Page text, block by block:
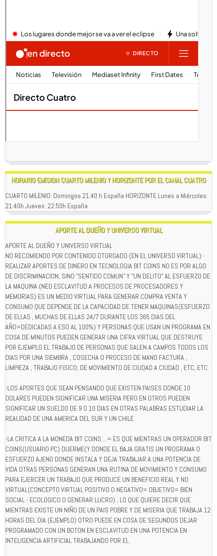
HORARIO EMISION CUARTO MILENIO Y HORIZONTE POR EL CANAL CUATRO
CUARTO MILENIO: Domingos 21:40 h España HORIZONTE Lunes a Miércoles:
21:40h Jueves: 22:50h España
APORTE AL DUEÑO Y UNIVERSO VIRTUAL
APORTE AL DUEÑO Y UNIVERSO VIRTUAL
NO RECOMIENDO POR CONTENIDO OTORGADO (EN EL UNIVERSO VIRTUAL) -
REALIZAR APORTES DE DINERO EN TECNOLOGIA BIT COINS NO ES POR ALGO
DE DISCRIMINACION, SINO "SENTIDO COMUN" Y "UN DELITO" AL ESFUERZO DE
LA MAQUINA (NEO ESCLAVITUD A PROCESOS DE PROCESADORES Y
MEMORIAS) ES UN MEDIO VIRTUAL PARA GENERAR COMPRA VENTA Y
CONSUMO QUE DEPENDE DE LA CAPACIDAD DE TENER MAQUINAS(ESFUERZO
DE ELLAS , MUCHAS DE ELLAS 24/7 DURANTE LOS 365 DIAS DEL
AÑO=DEDICADAS A ESO AL 100%) Y PERSONAS QUE USAN UN PROGRAMA EN
COSA DE MINUTOS PUEDEN GENERAR UNA CIFRA VIRTUAL QUE DESTRUYE
POR EJEMPLO EL TRABAJO DE PERSONAS QUE SALEN A CAMPOS TODOS LOS
DIAS POR UNA SIEMBRA , COSECHA O PROCESO DE MANO FACTURA ,
LIMPIEZA , TRABAJO FISICO, DE MOVIMIENTO DE CIUDAD A CIUDAD , ETC, ETC.
-LOS APORTES QUE SEAN PENSANDO QUE EXISTEN PAISES DONDE 10
DOLARES PUEDEN SIGNIFICAR UNA MISERIA PERO EN OTROS PUEDEN
SIGNIFICAR UN SUELDO DE 9 O 10 DIAS EN OTRAS PALABRAS ESTUDIAR LA
REALIDAD DE UNA AMERICA DEL SUR Y UN CHILE.
-LA CRITICA A LA MONEDA BIT COINS....= ES QUE MIENTRAS UN OPERADOR BIT
COINS(USUARIO PC) DUERME(Y DONDE EL BAJA GRATIS UN PROGRAMA O
ESFUERZO AJENO DONDE INSTALA Y DEJA TRABAJAR A UNA POTENCIA DE
VIDA OTRAS PERSONAS GENERAN UNA RUTINA DE MOVIMIENTO Y CONSUMO
PARA EJERCER UN TRABAJO QUE PRODUCE UN BENEFICIO REAL Y NO
VIRTUAL(CONCEPTO VIRTUAL POSITIVO O NEGATIVO= OBJETIVO= BIEN
SOCIAL - ECOLOGICO O GENERAR LUCRO) , LO QUE QUIERE DECIR QUE
MIENTRAS EXISTE UN NIÑO DE UN PAIS POBRE Y DE MISERIA QUE TRABAJA 12
HORAS DEL DIA (EJEMPLO) OTRO PUEDE EN COSA DE SEGUNDOS DEJAR
PROGRAMADO CON UN BOTON EN ESCLAVITUD EN UNA POTENCIA EN
INTELIGENCIA ARTIFICIAL TRABAJANDO POR EL.